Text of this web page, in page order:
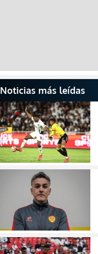
Noticias más leídas